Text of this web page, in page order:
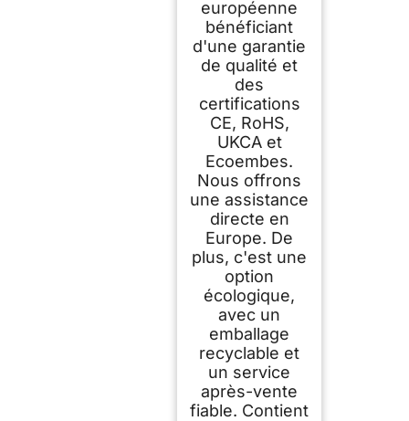
européenne
bénéficiant
d'une garantie
de qualité et
des
certifications
CE, RoHS,
UKCA et
Ecoembes.
Nous offrons
une assistance
directe en
Europe. De
plus, c'est une
option
écologique,
avec un
emballage
recyclable et
un service
après-vente
fiable. Contient